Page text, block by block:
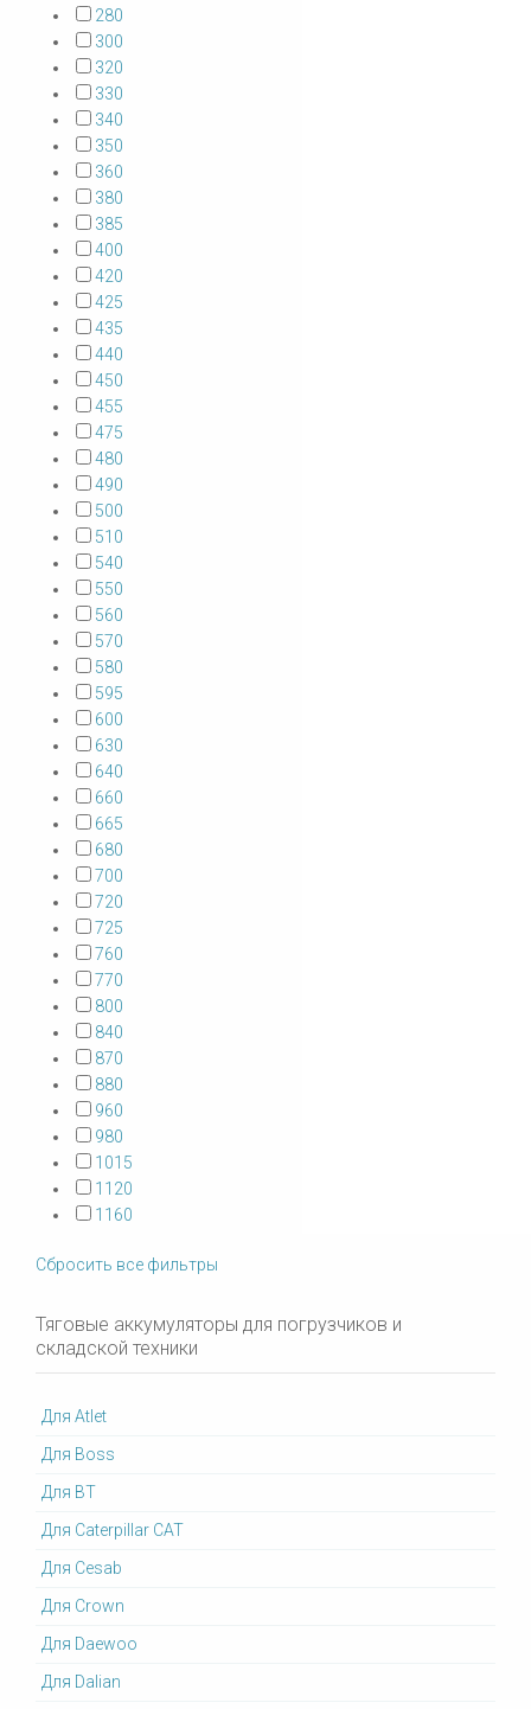
280
300
320
330
340
350
360
380
385
400
420
425
435
440
450
455
475
480
490
500
510
540
550
560
570
580
595
600
630
640
660
665
680
700
720
725
760
770
800
840
870
880
960
980
1015
1120
1160
Сбросить все фильтры
Тяговые аккумуляторы для погрузчиков и
складской техники
Для Atlet
Для Boss
Для BT
Для Caterpillar CAT
Для Cesab
Для Crown
Для Daewoo
Для Dalian